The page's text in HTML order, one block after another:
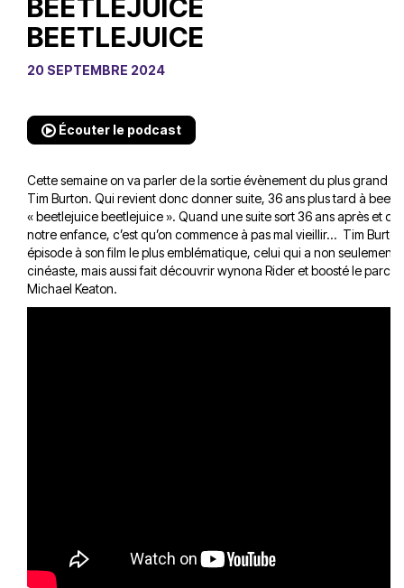
BEETLEJUICE
BEETLEJUICE
20 SEPTEMBRE 2024
Écouter le podcast
Cette semaine on va parler de la sortie évènement du plus grand
Tim Burton. Qui revient donc donner suite, 36 ans plus tard à
« beetlejuice beetlejuice ». Quand une suite sort 36 ans après et
notre enfance, c’est qu’on commence à pas mal vieillir... Tim
épisode à son film le plus emblématique, celui qui a non seulement
cinéaste, mais aussi fait découvrir wynona Rider et boosté le
Michael Keaton.